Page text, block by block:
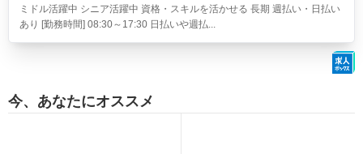
ミドル活躍中 シニア活躍中 資格・スキルを活かせる 長期 週払い・日払い
あり [勤務時間] 08:30～17:30 日払いや週払...
今、あなたにオススメ